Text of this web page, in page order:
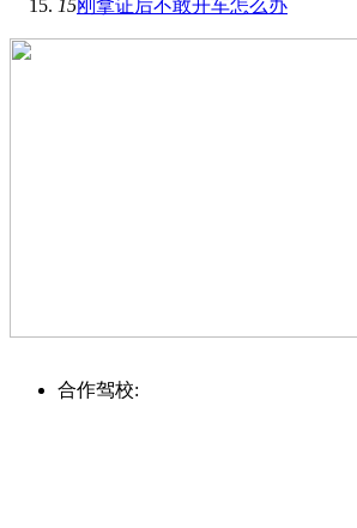
15刚拿证后不敢开车怎么办
合作驾校: